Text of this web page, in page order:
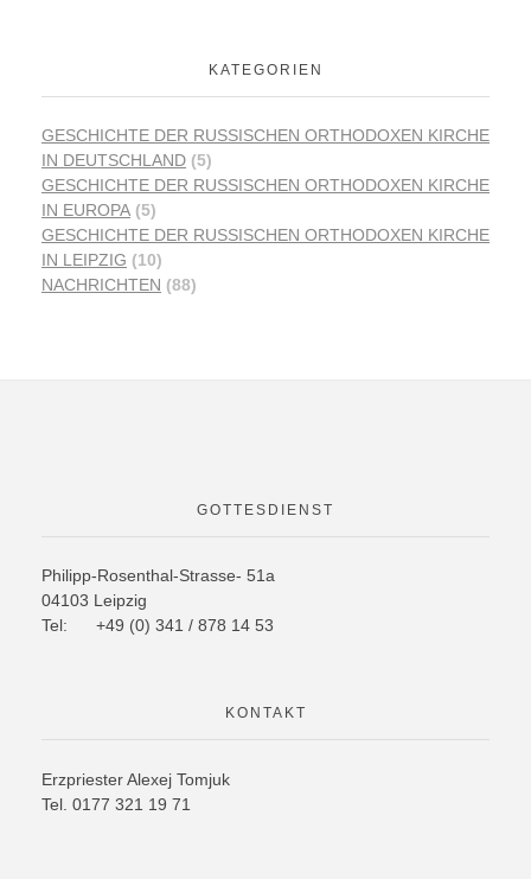
KATEGORIEN
GESCHICHTE DER RUSSISCHEN ORTHODOXEN KIRCHE
IN DEUTSCHLAND (5)
GESCHICHTE DER RUSSISCHEN ORTHODOXEN KIRCHE
IN EUROPA (5)
GESCHICHTE DER RUSSISCHEN ORTHODOXEN KIRCHE
IN LEIPZIG (10)
NACHRICHTEN (88)
GOTTESDIENST
Philipp-Rosenthal-Strasse- 51a
04103 Leipzig
Tel: +49 (0) 341 / 878 14 53
KONTAKT
Erzpriester Alexej Tomjuk
Tel. 0177 321 19 71